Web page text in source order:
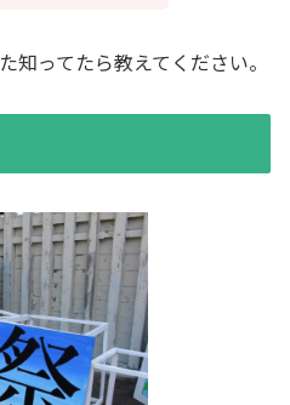
知ってたら教えてください。